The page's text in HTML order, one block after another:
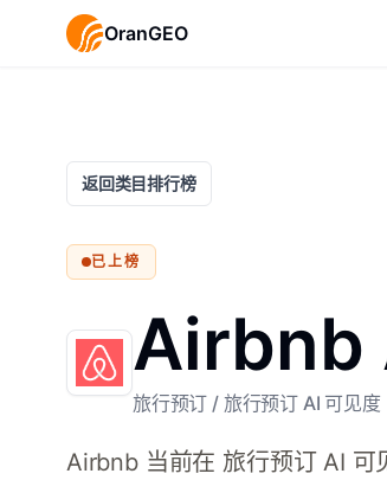
OranGEO
返回类目排行榜
已上榜
Airbnb
旅行预订 / 旅行预订 AI 可见度
Airbnb 当前在 旅行预订 AI 可